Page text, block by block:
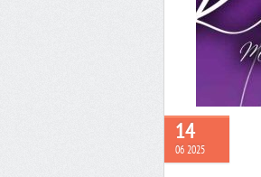
14
06 2025